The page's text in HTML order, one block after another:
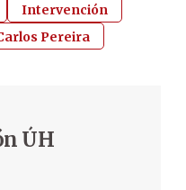
Intervención
Pereira
ÚH